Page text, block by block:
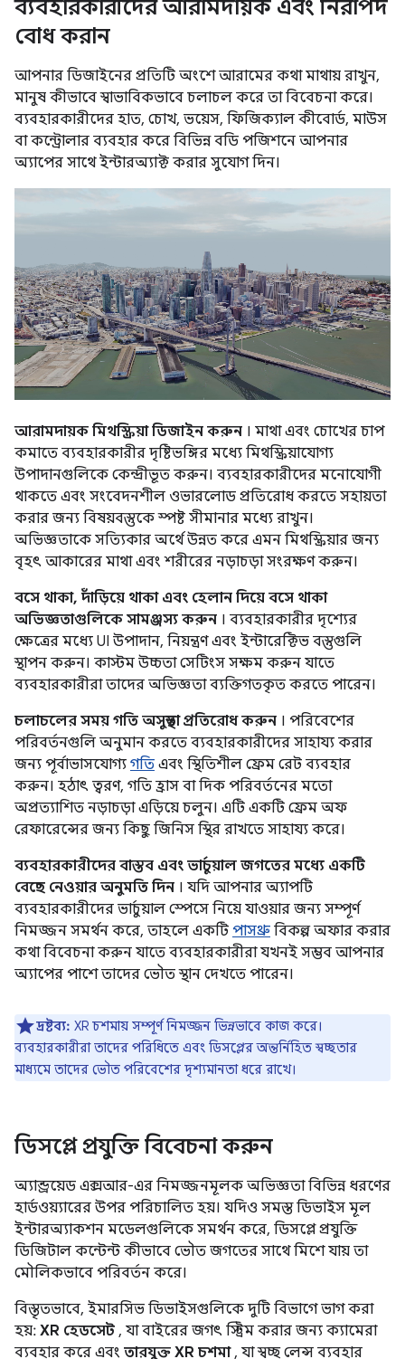
ব্যবহারকারীদের আরামদায়ক এবং নিরাপদ
বোধ করান
আপনার ডিজাইনের প্রতিটি অংশে আরামের কথা মাথায় রাখুন,
মানুষ কীভাবে স্বাভাবিকভাবে চলাচল করে তা বিবেচনা করে।
ব্যবহারকারীদের হাত, চোখ, ভয়েস, ফিজিক্যাল কীবোর্ড, মাউস
বা কন্ট্রোলার ব্যবহার করে বিভিন্ন বডি পজিশনে আপনার
অ্যাপের সাথে ইন্টারঅ্যাক্ট করার সুযোগ দিন।
আরামদায়ক মিথস্ক্রিয়া ডিজাইন করুন । মাথা এবং চোখের চাপ
কমাতে ব্যবহারকারীর দৃষ্টিভঙ্গির মধ্যে মিথস্ক্রিয়াযোগ্য
উপাদানগুলিকে কেন্দ্রীভূত করুন। ব্যবহারকারীদের মনোযোগী
থাকতে এবং সংবেদনশীল ওভারলোড প্রতিরোধ করতে সহায়তা
করার জন্য বিষয়বস্তুকে স্পষ্ট সীমানার মধ্যে রাখুন।
অভিজ্ঞতাকে সত্যিকার অর্থে উন্নত করে এমন মিথস্ক্রিয়ার জন্য
বৃহৎ আকারের মাথা এবং শরীরের নড়াচড়া সংরক্ষণ করুন।
বসে থাকা, দাঁড়িয়ে থাকা এবং হেলান দিয়ে বসে থাকা
অভিজ্ঞতাগুলিকে সামঞ্জস্য করুন । ব্যবহারকারীর দৃশ্যের
ক্ষেত্রের মধ্যে UI উপাদান, নিয়ন্ত্রণ এবং ইন্টারেক্টিভ বস্তুগুলি
স্থাপন করুন। কাস্টম উচ্চতা সেটিংস সক্ষম করুন যাতে
ব্যবহারকারীরা তাদের অভিজ্ঞতা ব্যক্তিগতকৃত করতে পারেন।
চলাচলের সময় গতি অসুস্থতা প্রতিরোধ করুন । পরিবেশের
পরিবর্তনগুলি অনুমান করতে ব্যবহারকারীদের সাহায্য করার
জন্য পূর্বাভাসযোগ্য গতি এবং স্থিতিশীল ফ্রেম রেট ব্যবহার
করুন। হঠাৎ ত্বরণ, গতি হ্রাস বা দিক পরিবর্তনের মতো
অপ্রত্যাশিত নড়াচড়া এড়িয়ে চলুন। এটি একটি ফ্রেম অফ
রেফারেন্সের জন্য কিছু জিনিস স্থির রাখতে সাহায্য করে।
ব্যবহারকারীদের বাস্তব এবং ভার্চুয়াল জগতের মধ্যে একটি
বেছে নেওয়ার অনুমতি দিন । যদি আপনার অ্যাপটি
ব্যবহারকারীদের ভার্চুয়াল স্পেসে নিয়ে যাওয়ার জন্য সম্পূর্ণ
নিমজ্জন সমর্থন করে, তাহলে একটি পাসথ্রু বিকল্প অফার করার
কথা বিবেচনা করুন যাতে ব্যবহারকারীরা যখনই সম্ভব আপনার
অ্যাপের পাশে তাদের ভৌত স্থান দেখতে পারেন।
দ্রষ্টব্য: XR চশমায় সম্পূর্ণ নিমজ্জন ভিন্নভাবে কাজ করে।
ব্যবহারকারীরা তাদের পরিধিতে এবং ডিসপ্লের অন্তর্নিহিত স্বচ্ছতার
মাধ্যমে তাদের ভৌত পরিবেশের দৃশ্যমানতা ধরে রাখে।
ডিসপ্লে প্রযুক্তি বিবেচনা করুন
অ্যান্ড্রয়েড এক্সআর-এর নিমজ্জনমূলক অভিজ্ঞতা বিভিন্ন ধরণের
হার্ডওয়্যারের উপর পরিচালিত হয়। যদিও সমস্ত ডিভাইস মূল
ইন্টারঅ্যাকশন মডেলগুলিকে সমর্থন করে, ডিসপ্লে প্রযুক্তি
ডিজিটাল কন্টেন্ট কীভাবে ভৌত জগতের সাথে মিশে যায় তা
মৌলিকভাবে পরিবর্তন করে।
বিস্তৃতভাবে, ইমারসিভ ডিভাইসগুলিকে দুটি বিভাগে ভাগ করা
হয়: XR হেডসেট , যা বাইরের জগৎ স্ট্রিম করার জন্য ক্যামেরা
ব্যবহার করে এবং তারযুক্ত XR চশমা, যা স্বচ্ছ লেন্স ব্যবহার